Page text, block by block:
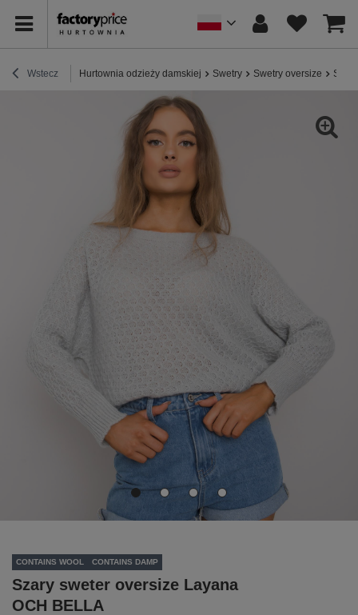
Wstecz Hurtownia odzieży damskiej Swetry Swetry oversize
CONTAINS WOOL CONTAINS DAMP
Szary sweter oversize Layana
OCH BELLA